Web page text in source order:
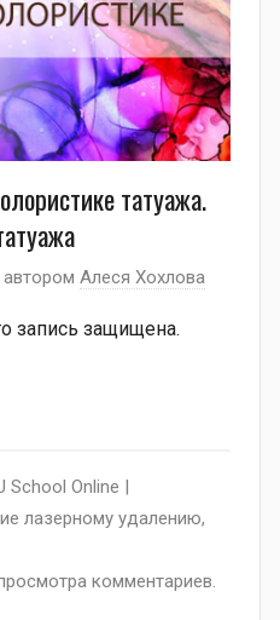
татуажа.
автором Алеся Хохлова
запись защищена.
School Online |
лазерному удалению,
комментариев.